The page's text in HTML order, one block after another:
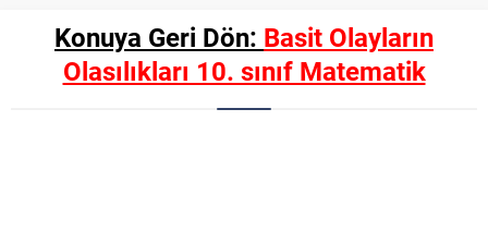
Konuya Geri Dön: Basit Olayların
Olasılıkları 10. sınıf Matematik